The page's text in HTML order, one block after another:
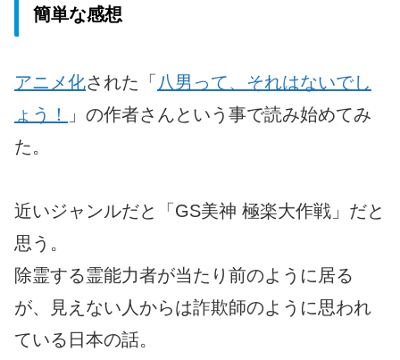
簡単な感想
アニメ化された「 八男って、それはないでし
ょう！
」の作者さんという事で読み始めてみ
た。
近いジャンルだと「GS美神 極楽大作戦」だと
思う。
除霊する霊能力者が当たり前のように居る
が、見えない人からは詐欺師のように思われ
ている日本の話。